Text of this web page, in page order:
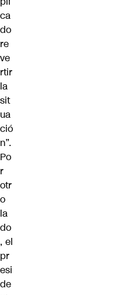
ca
do
re
ve
rtir
la
sit
ua
ció
n”.
Po
r
otr
o
la
do
, el
pr
esi
de